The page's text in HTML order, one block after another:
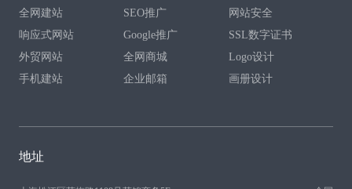
全网建站
响应式网站
外贸网站
手机建站
SEO推广
Google推广
全网商城
企业邮箱
网站安全
SSL数字证书
Logo设计
画册设计
地址